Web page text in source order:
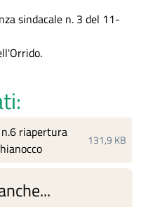
sindacale n. 3 del 11-
riapertura
131,9 KB